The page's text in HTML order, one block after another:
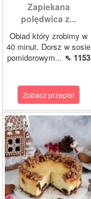
Zapiekana
polędwica z...
Obiad który zrobimy w
40 minut. Dorsz w sosie
pomidorowym... ⇖ 1153
Zobacz przepis!